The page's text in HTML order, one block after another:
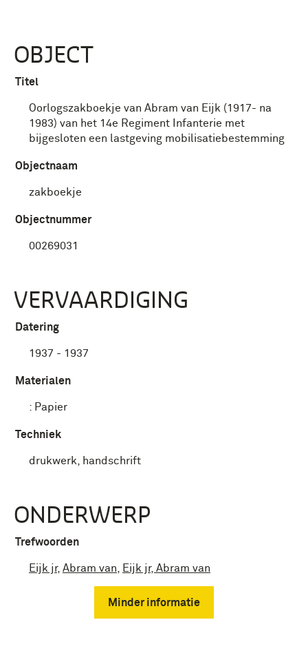
OBJECT
Titel
Oorlogszakboekje van Abram van Eijk (1917- na
1983) van het 14e Regiment Infanterie met
bijgesloten een lastgeving mobilisatiebestemming
Objectnaam
zakboekje
Objectnummer
00269031
VERVAARDIGING
Datering
1937 - 1937
Materialen
: Papier
Techniek
drukwerk, handschrift
ONDERWERP
Trefwoorden
Eijk jr, Abram van Eijk jr, Abram van
Minder informatie